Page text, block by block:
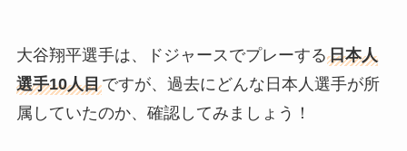
大谷翔平選手は、ドジャースでプレーする日本人
選手10人目ですが、過去にどんな日本人選手が所
属していたのか、確認してみましょう！